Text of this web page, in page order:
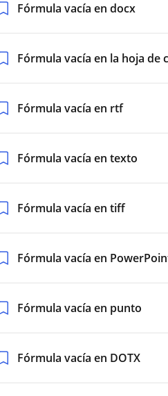
Fórmula vacía en docx
Fórmula vacía en la hoja de
Fórmula vacía en rtf
Fórmula vacía en texto
Fórmula vacía en tiff
Fórmula vacía en
Fórmula vacía en punto
Fórmula vacía en DOTX